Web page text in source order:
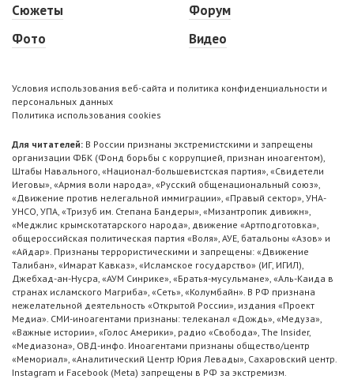
Сюжеты
Фото
Форум
Видео
Условия использования веб-сайта и политика конфиденциальности и
персональных данных
Политика использования cookies
Для читателей: В России признаны экстремистскими и запрещены
организации ФБК (Фонд борьбы с коррупцией, признан иноагентом),
Штабы Навального, «Национал-большевистская партия», «Свидетели
Иеговы», «Армия воли народа», «Русский общенациональный союз»,
«Движение против нелегальной иммиграции», «Правый сектор», УНА-
УНСО, УПА, «Тризуб им. Степана Бандеры», «Мизантропик дивижн»,
«Меджлис крымскотатарского народа», движение «Артподготовка»,
общероссийская политическая партия «Воля», АУЕ, батальоны «Азов» и
«Айдар». Признаны террористическими и запрещены: «Движение
Талибан», «Имарат Кавказ», «Исламское государство» (ИГ, ИГИЛ),
Джебхад-ан-Нусра, «АУМ Синрике», «Братья-мусульмане», «Аль-Каида в
странах исламского Магриба», «Сеть», «Колумбайн». В РФ признана
нежелательной деятельность «Открытой России», издания «Проект
Медиа». СМИ-иноагентами признаны: телеканал «Дождь», «Медуза»,
«Важные истории», «Голос Америки», радио «Свобода», The Insider,
«Медиазона», ОВД-инфо. Иноагентами признаны общество/центр
«Мемориал», «Аналитический Центр Юрия Левады», Сахаровский центр.
Instagram и Facebook (Metа) запрещены в РФ за экстремизм.